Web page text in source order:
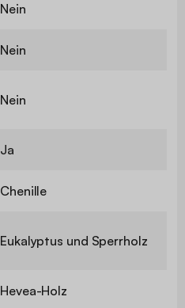
Nein
Nein
Nein
Ja
Chenille
Eukalyptus und Sperrholz
Hevea-Holz